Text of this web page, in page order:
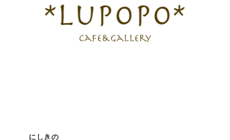
にしきの